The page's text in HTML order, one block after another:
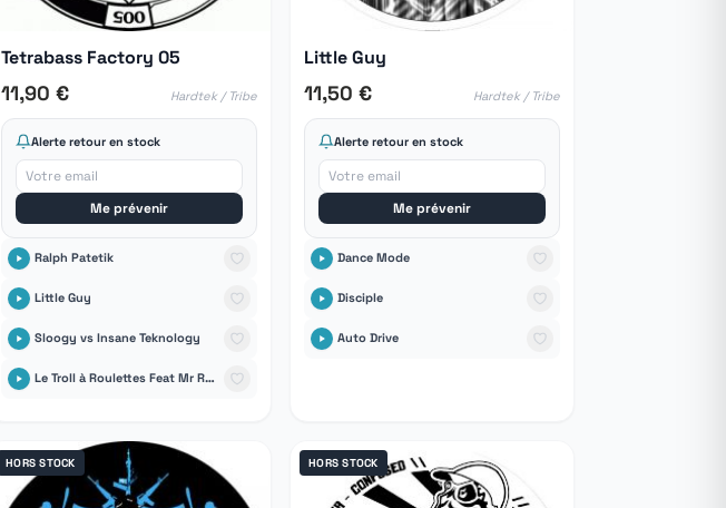
Tetrabass Factory 05
11,90 € Hardtek / Tribe
Alerte retour en stock
Me prévenir
Ralph Patetik
Little Guy
Sloogy vs Insane Teknology
Le Troll à Roulettes Feat Mr Runlevel
Little Guy
11,50 € Hardtek / Tribe
Alerte retour en stock
Me prévenir
Dance Mode
Disciple
Auto Drive
HORS STOCK HORS STOCK